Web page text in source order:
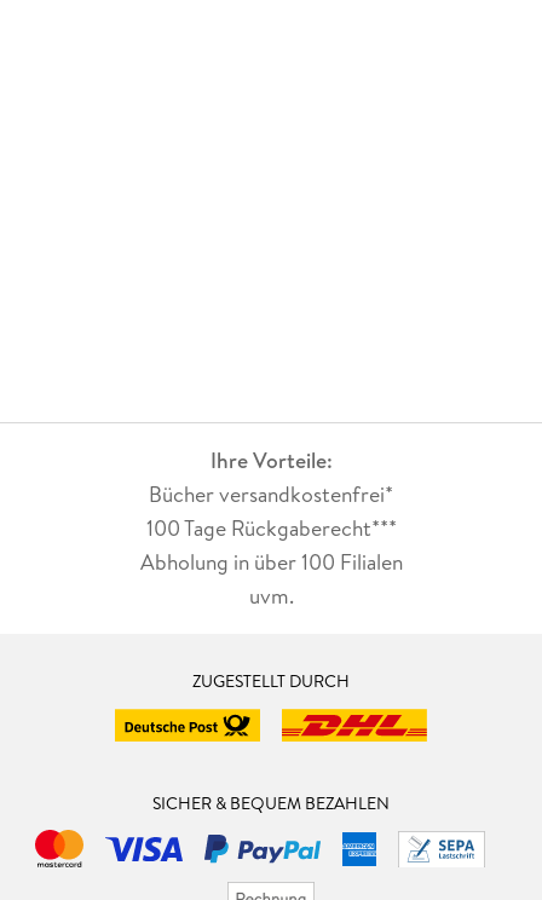
Ihre Vorteile:
Bücher versandkostenfrei*
100 Tage Rückgaberecht***
Abholung in über 100 Filialen
uvm.
ZUGESTELLT DURCH
SICHER & BEQUEM BEZAHLEN